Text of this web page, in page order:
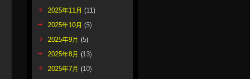
2025年11月 (11)
2025年10月 (5)
2025年9月 (5)
2025年8月 (13)
2025年7月 (10)